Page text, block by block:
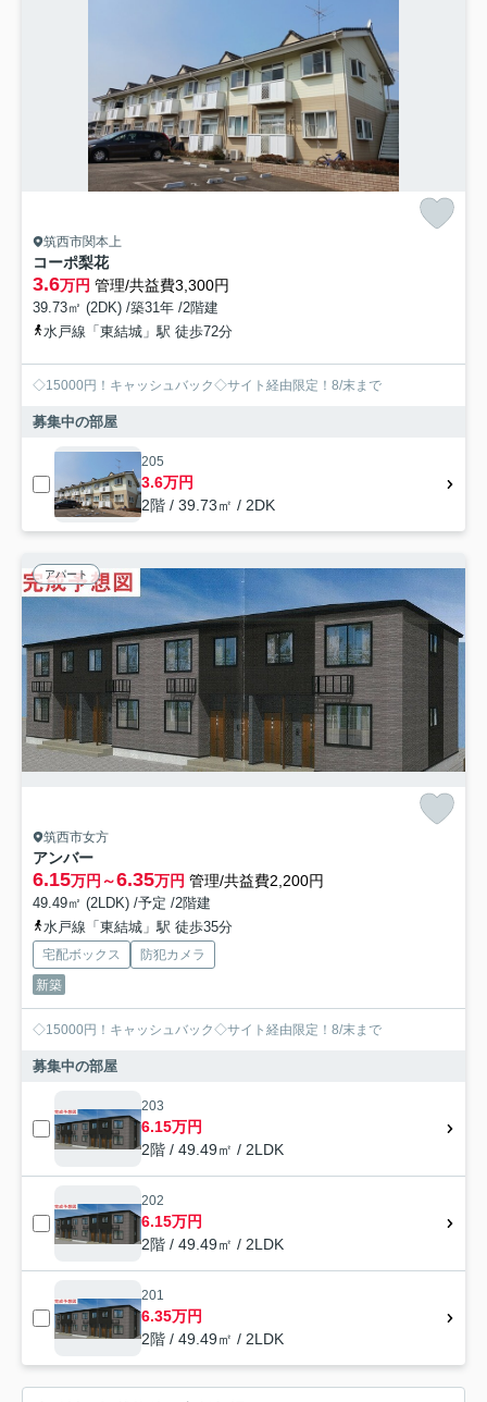
筑西市関本上
コーポ梨花
3.6万円 管理/共益費3,300円
39.73㎡ (2DK) /築31年 /2階建
水戸線「東結城」駅 徒歩72分
◇15000円！キャッシュバック◇サイト経由限定！8/末まで
募集中の部屋
205
3.6万円
2階 / 39.73㎡ / 2DK
アパート
筑西市女方
アンバー
6.15万円～6.35万円 管理/共益費2,200円
49.49㎡ (2LDK) /予定 /2階建
水戸線「東結城」駅 徒歩35分
宅配ボックス
防犯カメラ
新築
◇15000円！キャッシュバック◇サイト経由限定！8/末まで
募集中の部屋
203
6.15万円
2階 / 49.49㎡ / 2LDK
202
6.15万円
2階 / 49.49㎡ / 2LDK
201
6.35万円
2階 / 49.49㎡ / 2LDK